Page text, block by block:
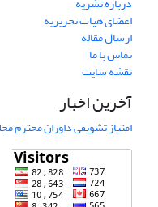
اعضای هیات تحریریه
ارسال مقاله
تماس با ما
نقشه سایت
آخرین اخبار
امتیاز تشویقی داوران محترم